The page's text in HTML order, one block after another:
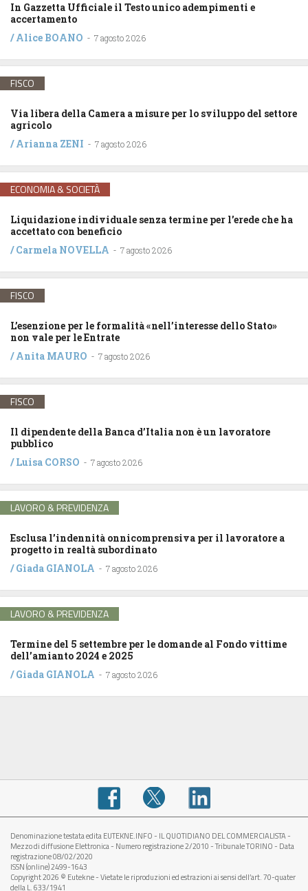
In Gazzetta Ufficiale il Testo unico adempimenti e
accertamento
/Alice BOANO - 7 agosto 2026
FISCO
Via libera della Camera a misure per lo sviluppo del settore
agricolo
/Arianna ZENI - 7 agosto 2026
ECONOMIA & SOCIETÀ
Liquidazione individuale senza termine per l’erede che ha
accettato con beneficio
/Carmela NOVELLA - 7 agosto 2026
FISCO
L’esenzione per le formalità «nell’interesse dello Stato»
non vale per le Entrate
/Anita MAURO - 7 agosto 2026
FISCO
Il dipendente della Banca d’Italia non è un lavoratore
pubblico
/Luisa CORSO - 7 agosto 2026
LAVORO & PREVIDENZA
Esclusa l’indennità onnicomprensiva per il lavoratore a
progetto in realtà subordinato
/Giada GIANOLA - 7 agosto 2026
LAVORO & PREVIDENZA
Termine del 5 settembre per le domande al Fondo vittime
dell’amianto 2024 e 2025
/Giada GIANOLA - 7 agosto 2026
Denominazione testata edita EUTEKNE.INFO - IL QUOTIDIANO DEL COMMERCIALISTA -
Mezzo di diffusione Elettronica - Numero registrazione 2/2010 - Tribunale TORINO - Data
registrazione 08/02/2020
ISSN (online) 2499-1643
Copyright 2026 © Eutekne - Vietate le riproduzioni ed estrazioni ai sensi dell’art. 70-quater
della L. 633/1941